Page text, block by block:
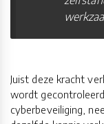
Juist deze kracht
wordt
cyberbeveiliging,